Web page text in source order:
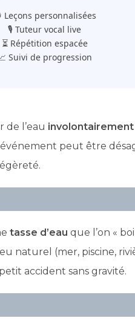
Leçons personnalisées
🎙️ Tuteur vocal live
⏳ Répétition espacée
Suivi de progression
de l’eau involontairement
peut être
tasse d’eau que l’on «
naturel (mer, piscine,
accident sans gravité.